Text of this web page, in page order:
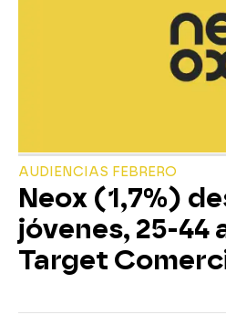
AUDIENCIAS FEBRERO
Neox (1,7%)
jóvenes, 25-44
Target